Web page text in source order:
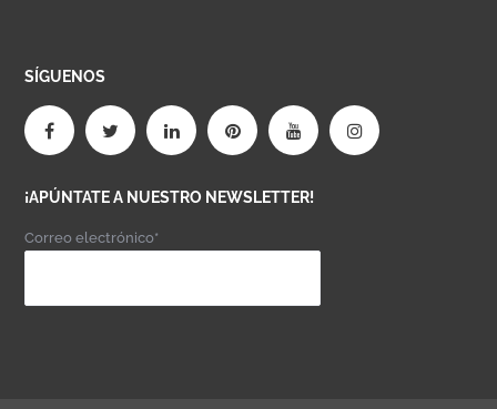
SÍGUENOS
¡APÚNTATE A NUESTRO NEWSLETTER!
Correo electrónico*